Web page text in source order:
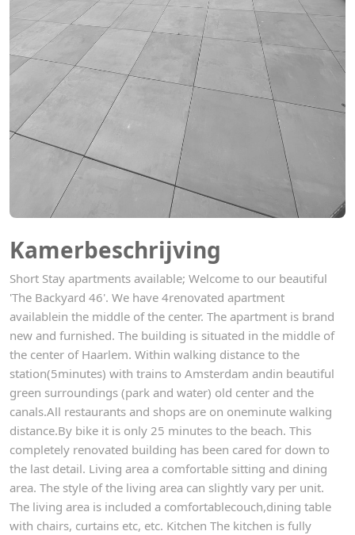
Kamerbeschrijving
Short Stay apartments available; Welcome to our beautiful
'The Backyard 46'. We have 4renovated apartment
availablein the middle of the center. The apartment is brand
new and furnished. The building is situated in the middle of
the center of Haarlem. Within walking distance to the
station(5minutes) with trains to Amsterdam andin beautiful
green surroundings (park and water) old center and the
canals.All restaurants and shops are on oneminute walking
distance.By bike it is only 25 minutes to the beach. This
completely renovated building has been cared for down to
the last detail. Living area a comfortable sitting and dining
area. The style of the living area can slightly vary per unit.
The living area is included a comfortablecouch,dining table
with chairs, curtains etc, etc. Kitchen The kitchen is fully